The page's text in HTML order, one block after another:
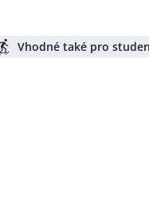
Vhodné také pro